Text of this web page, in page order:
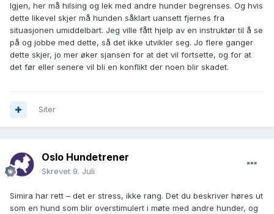
Igjen, her må hilsing og lek med andre hunder begrenses. Og hvis
dette likevel skjer må hunden såklart uansett fjernes fra
situasjonen umiddelbart. Jeg ville fått hjelp av en instruktør til å se
på og jobbe med dette, så det ikke utvikler seg. Jo flere ganger
dette skjer, jo mer øker sjansen for at det vil fortsette, og for at
det før eller senere vil bli en konflikt der noen blir skadet.
Siter
Oslo Hundetrener
Skrevet 9. Juli
Simira har rett – det er stress, ikke rang. Det du beskriver høres ut
som en hund som blir overstimulert i møte med andre hunder, og